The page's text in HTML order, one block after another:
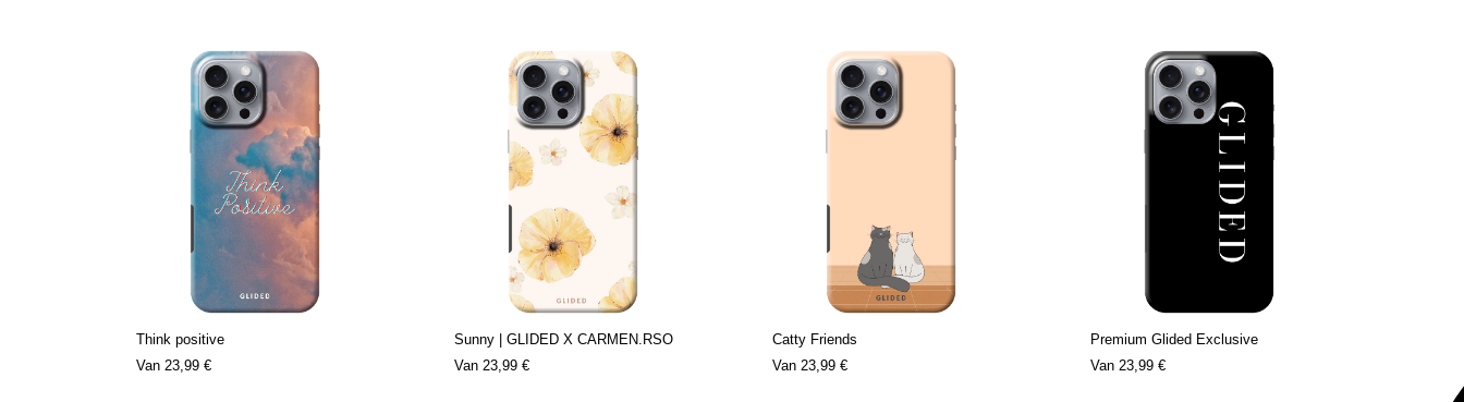
Think positive
Van 23,99 €
Sunny | GLIDED X CARMEN.RSO
Van 23,99 €
Catty Friends
Van 23,99 €
Premium Glided Exclusive
Van 23,99 €